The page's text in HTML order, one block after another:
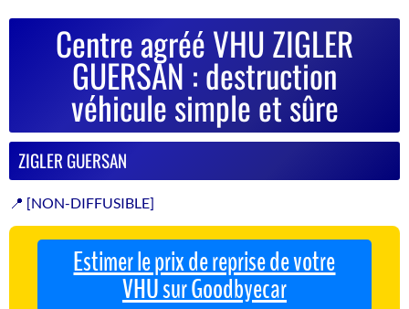
Centre agréé VHU ZIGLER
GUERSAN : destruction
véhicule simple et sûre
ZIGLER GUERSAN
📍 [NON-DIFFUSIBLE]
Estimer le prix de reprise de votre
VHU sur Goodbyecar